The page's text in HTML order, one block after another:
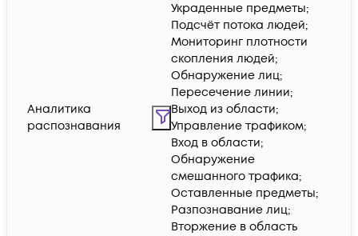
Аналитика
распознавания
Украденные предметы;
Подсчёт потока людей;
Мониторинг плотности
скопления людей;
Обнаружение лиц;
Пересечение линии;
Выход из области;
Управление трафиком;
Вход в области;
Обнаружение
смешанного трафика;
Оставленные предметы;
Разпознавание лиц;
Вторжение в область